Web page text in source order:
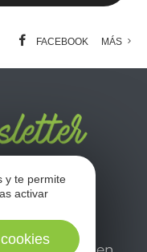
FACEBOOK MÁS
nuestro
para
y te permite
activar